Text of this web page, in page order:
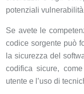
potenziali
Se avete le
codice sorgente può
la sicurezza del
codifica sicure,
utente e l’uso di